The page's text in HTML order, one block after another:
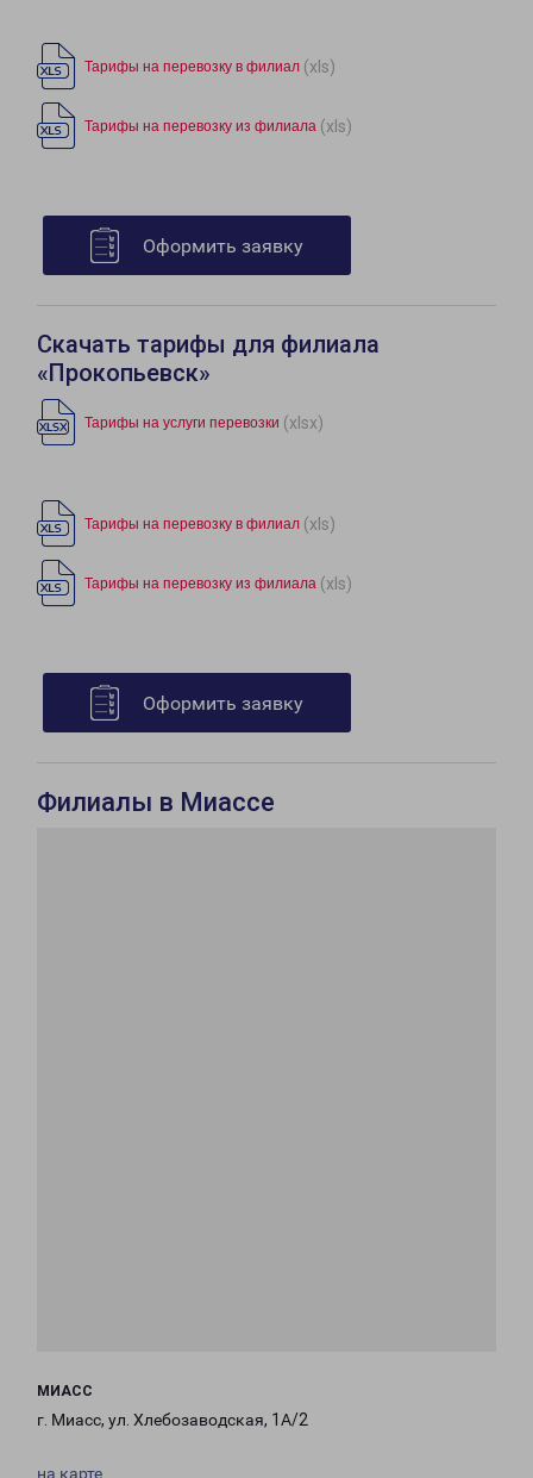
Тарифы на перевозку в филиал (xls)
Тарифы на перевозку из филиала (xls)
Оформить заявку
Скачать тарифы для филиала
«Прокопьевск»
Тарифы на услуги перевозки (xlsx)
Тарифы на перевозку в филиал (xls)
Тарифы на перевозку из филиала (xls)
Оформить заявку
Филиалы в Миассе
МИАСС
г. Миасс, ул. Хлебозаводская, 1А/2
на карте